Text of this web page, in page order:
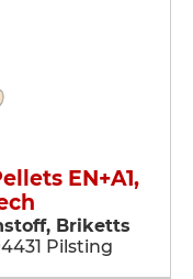
EN+A1,
Briketts
Pilsting